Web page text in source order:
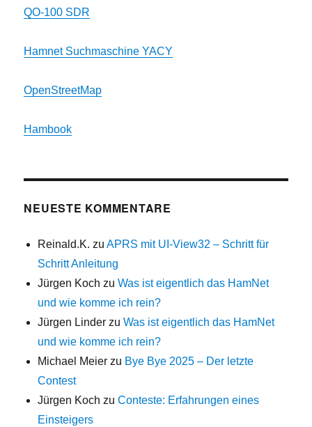
QO-100 SDR
Hamnet Suchmaschine YACY
OpenStreetMap
Hambook
NEUESTE KOMMENTARE
Reinald.K. zuAPRS mit UI-View32 – Schritt für
Schritt Anleitung
Jürgen Koch zuWas ist eigentlich das HamNet
und wie komme ich rein?
Jürgen Linder zuWas ist eigentlich das HamNet
und wie komme ich rein?
Michael Meier zu Bye Bye 2025 – Der letzte
Contest
Jürgen Koch zuConteste: Erfahrungen eines
Einsteigers